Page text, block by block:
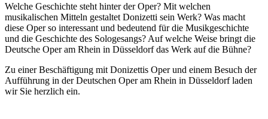
Welche Geschichte steht hinter der Oper? Mit welchen
musikalischen Mitteln gestaltet Donizetti sein Werk? Was macht
diese Oper so interessant und bedeutend für die Musikgeschichte
und die Geschichte des Sologesangs? Auf welche Weise bringt die
Deutsche Oper am Rhein in Düsseldorf das Werk auf die Bühne?
Zu einer Beschäftigung mit Donizettis Oper und einem Besuch der
Aufführung in der Deutschen Oper am Rhein in Düsseldorf laden
wir Sie herzlich ein.